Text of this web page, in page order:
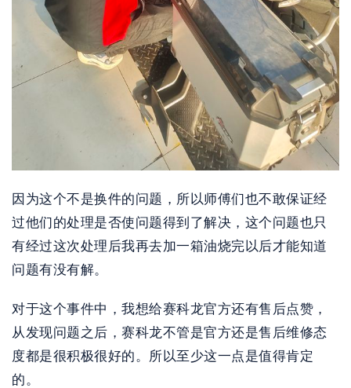
因为这个不是换件的问题，所以师傅们也不敢保证经
过他们的处理是否使问题得到了解决，这个问题也只
有经过这次处理后我再去加一箱油烧完以后才能知道
问题有没有解。
对于这个事件中，我想给赛科龙官方还有售后点赞，
从发现问题之后，赛科龙不管是官方还是售后维修态
度都是很积极很好的。所以至少这一点是值得肯定
的。